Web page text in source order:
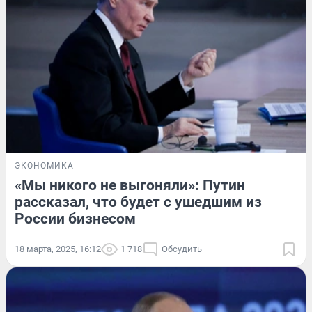
ЭКОНОМИКА
«Мы никого не выгоняли»: Путин
рассказал, что будет с ушедшим из
России бизнесом
18 марта, 2025, 16:12 1 718 Обсудить